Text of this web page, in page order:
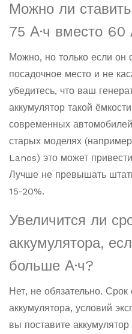
Можно ли
75 А·ч вместо 60
Можно, но только если он
посадочное место и не
убедитесь, что ваш
аккумулятор такой
современных
старых моделях
Lanos) это может
Лучше не превышать
15-20%.
Увеличится ли
аккумулятора,
больше А·ч?
Нет, не обязательно.
аккумулятора, условий
вы поставите